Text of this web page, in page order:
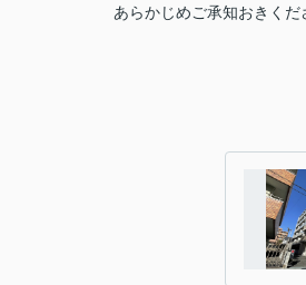
あらかじめご承知おきくだ